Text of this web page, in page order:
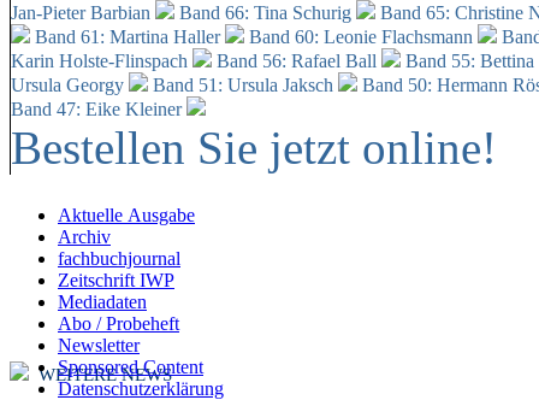
Jan-Pieter Barbian
Band 66: Tina Schurig
Band 65: Christine
Band 61: Martina Haller
Band 60: Leonie Flachsmann
Karin Holste-Flinspach
Band 56: Rafael Ball
Band 55:
Ursula Georgy
Band 51: Ursula Jaksch Band 50: Hermann
Band 47: Eike Kleiner
Bestellen Sie jetzt online!
Aktuelle Ausgabe
Archiv
fachbuchjournal
Zeitschrift IWP
Mediadaten
Abo / Probeheft
Newsletter
Sponsored Content
Datenschutzerklärung
WEITERE NEWS